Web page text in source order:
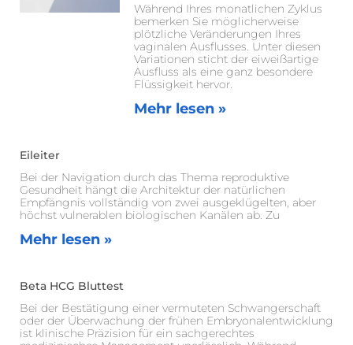
Während Ihres monatlichen Zyklus
bemerken Sie möglicherweise
plötzliche Veränderungen Ihres
vaginalen Ausflusses. Unter diesen
Variationen sticht der eiweißartige
Ausfluss als eine ganz besondere
Flüssigkeit hervor.
Mehr lesen »
Eileiter
Bei der Navigation durch das Thema reproduktive
Gesundheit hängt die Architektur der natürlichen
Empfängnis vollständig von zwei ausgeklügelten, aber
höchst vulnerablen biologischen Kanälen ab. Zu
Mehr lesen »
Beta HCG Bluttest
Bei der Bestätigung einer vermuteten Schwangerschaft
oder der Überwachung der frühen Embryonalentwicklung
ist klinische Präzision für ein sachgerechtes